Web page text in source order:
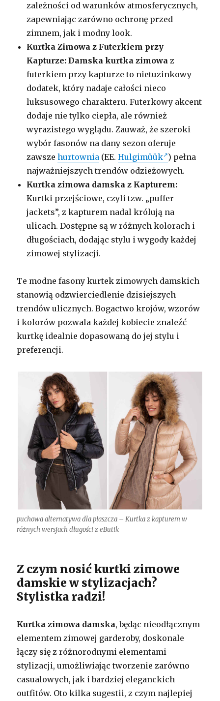
zależności od warunków atmosferycznych,
zapewniając zarówno ochronę przed
zimnem, jak i modny look.
Kurtka Zimowa z Futerkiem przy
Kapturze: Damska kurtka zimowa z
futerkiem przy kapturze to nietuzinkowy
dodatek, który nadaje całości nieco
luksusowego charakteru. Futerkowy akcent
dodaje nie tylko ciepła, ale również
wyrazistego wyglądu. Zauważ, że szeroki
wybór fasonów na dany sezon oferuje
zawszehurtownia (EE.Hulgimüük ) pełna
najważniejszych trendów odzieżowych.
Kurtka zimowa damska z Kapturem:
Kurtki przejściowe, czyli tzw. „puffer
jackets”, z kapturem nadal królują na
ulicach. Dostępne są w różnych kolorach i
długościach, dodając stylu i wygody każdej
zimowej stylizacji.
Te modne fasony kurtek zimowych damskich
stanowią odzwierciedlenie dzisiejszych
trendów ulicznych. Bogactwo krojów, wzorów
i kolorów pozwala każdej kobiecie znaleźć
kurtkę idealnie dopasowaną do jej stylu i
preferencji.
puchowa alternatywa dla płaszcza – Kurtka z kapturem w
różnych wersjach długości z eButik
Z czym nosić kurtki zimowe
damskie w stylizacjach?
Stylistka radzi!
Kurtka zimowa damska, będąc nieodłącznym
elementem zimowej garderoby, doskonale
łączy się z różnorodnymi elementami
stylizacji, umożliwiając tworzenie zarówno
casualowych, jak i bardziej eleganckich
outfitów. Oto kilka sugestii, z czym najlepiej